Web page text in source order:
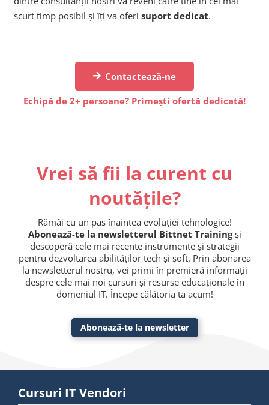
scurt timp posibil și îți va oferi suport dedicat.
Contactează-ne
Echipă de 2+ persoane? Primești ofertă dedicată!
Vrei să fii la curent cu
noutățile?
Rămâi cu un pas înaintea evoluției tehnologice!
Abonează-te la newsletterul Bittnet Trainingși
descoperă cele mai recente instrumente și strategii
pentru dezvoltarea abilităților tech și soft. Prin abonarea
la newsletterul nostru, vei primi în premieră informații
despre cele mai noi cursuri și resurse educaționale în
domeniul IT. Începe călătoria ta acum!
Abonează-te la newsletter
Cursuri IT Vendori